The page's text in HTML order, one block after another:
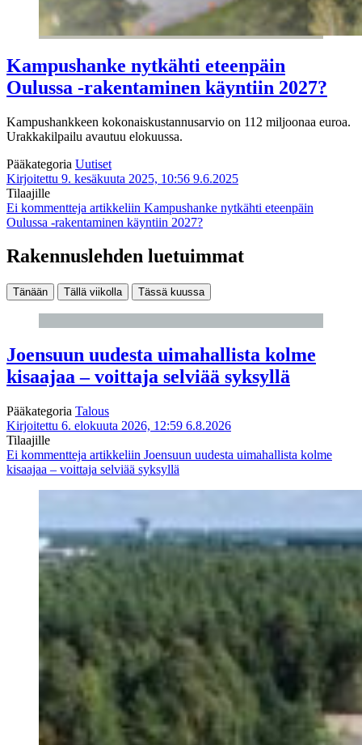
Kampushanke nytkähti eteenpäin
Oulussa -rakentaminen käyntiin 2027?
Kampushankkeen kokonaiskustannusarvio on 112 miljoonaa euroa.
Urakkakilpailu avautuu elokuussa.
Pääkategoria Uutiset
Kirjoitettu 9. kesäkuuta 2025, 10:56 9.6.2025
Tilaajille
Ei kommentteja artikkeliin Kampushanke nytkähti eteenpäin
Oulussa -rakentaminen käyntiin 2027?
Rakennuslehden luetuimmat
Tänään Tällä viikolla Tässä kuussa
Joensuun uudesta uimahallista kolme
kisaajaa – voittaja selviää syksyllä
Pääkategoria Talous
Kirjoitettu 6. elokuuta 2026, 12:59 6.8.2026
Tilaajille
Ei kommentteja artikkeliin Joensuun uudesta uimahallista kolme
kisaajaa – voittaja selviää syksyllä